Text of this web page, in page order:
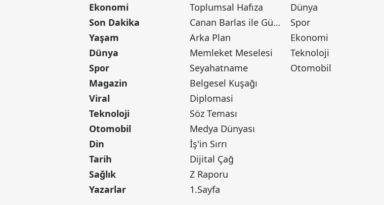
Ekonomi
Son Dakika
Yaşam
Dünya
Spor
Magazin
Viral
Teknoloji
Otomobil
Din
Tarih
Sağlık
Yazarlar
Toplumsal Hafıza
Canan Barlas ile Gündem
Arka Plan
Memleket Meselesi
Seyahatname
Belgesel Kuşağı
Diplomasi
Söz Teması
Medya Dünyası
İş'in Sırrı
Dijital Çağ
Z Raporu
1.Sayfa
Dünya
Spor
Ekonomi
Teknoloji
Otomobil